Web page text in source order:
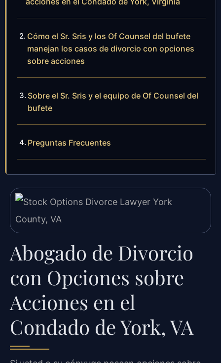
Cómo el Sr. Sris y los Of Counsel del bufete
manejan los casos de divorcio con opciones
sobre acciones
Sobre el Sr. Sris y el equipo de Of Counsel del
bufete
Preguntas Frecuentes
Abogado de Divorcio
con Opciones sobre
Acciones en el
Condado de York, VA